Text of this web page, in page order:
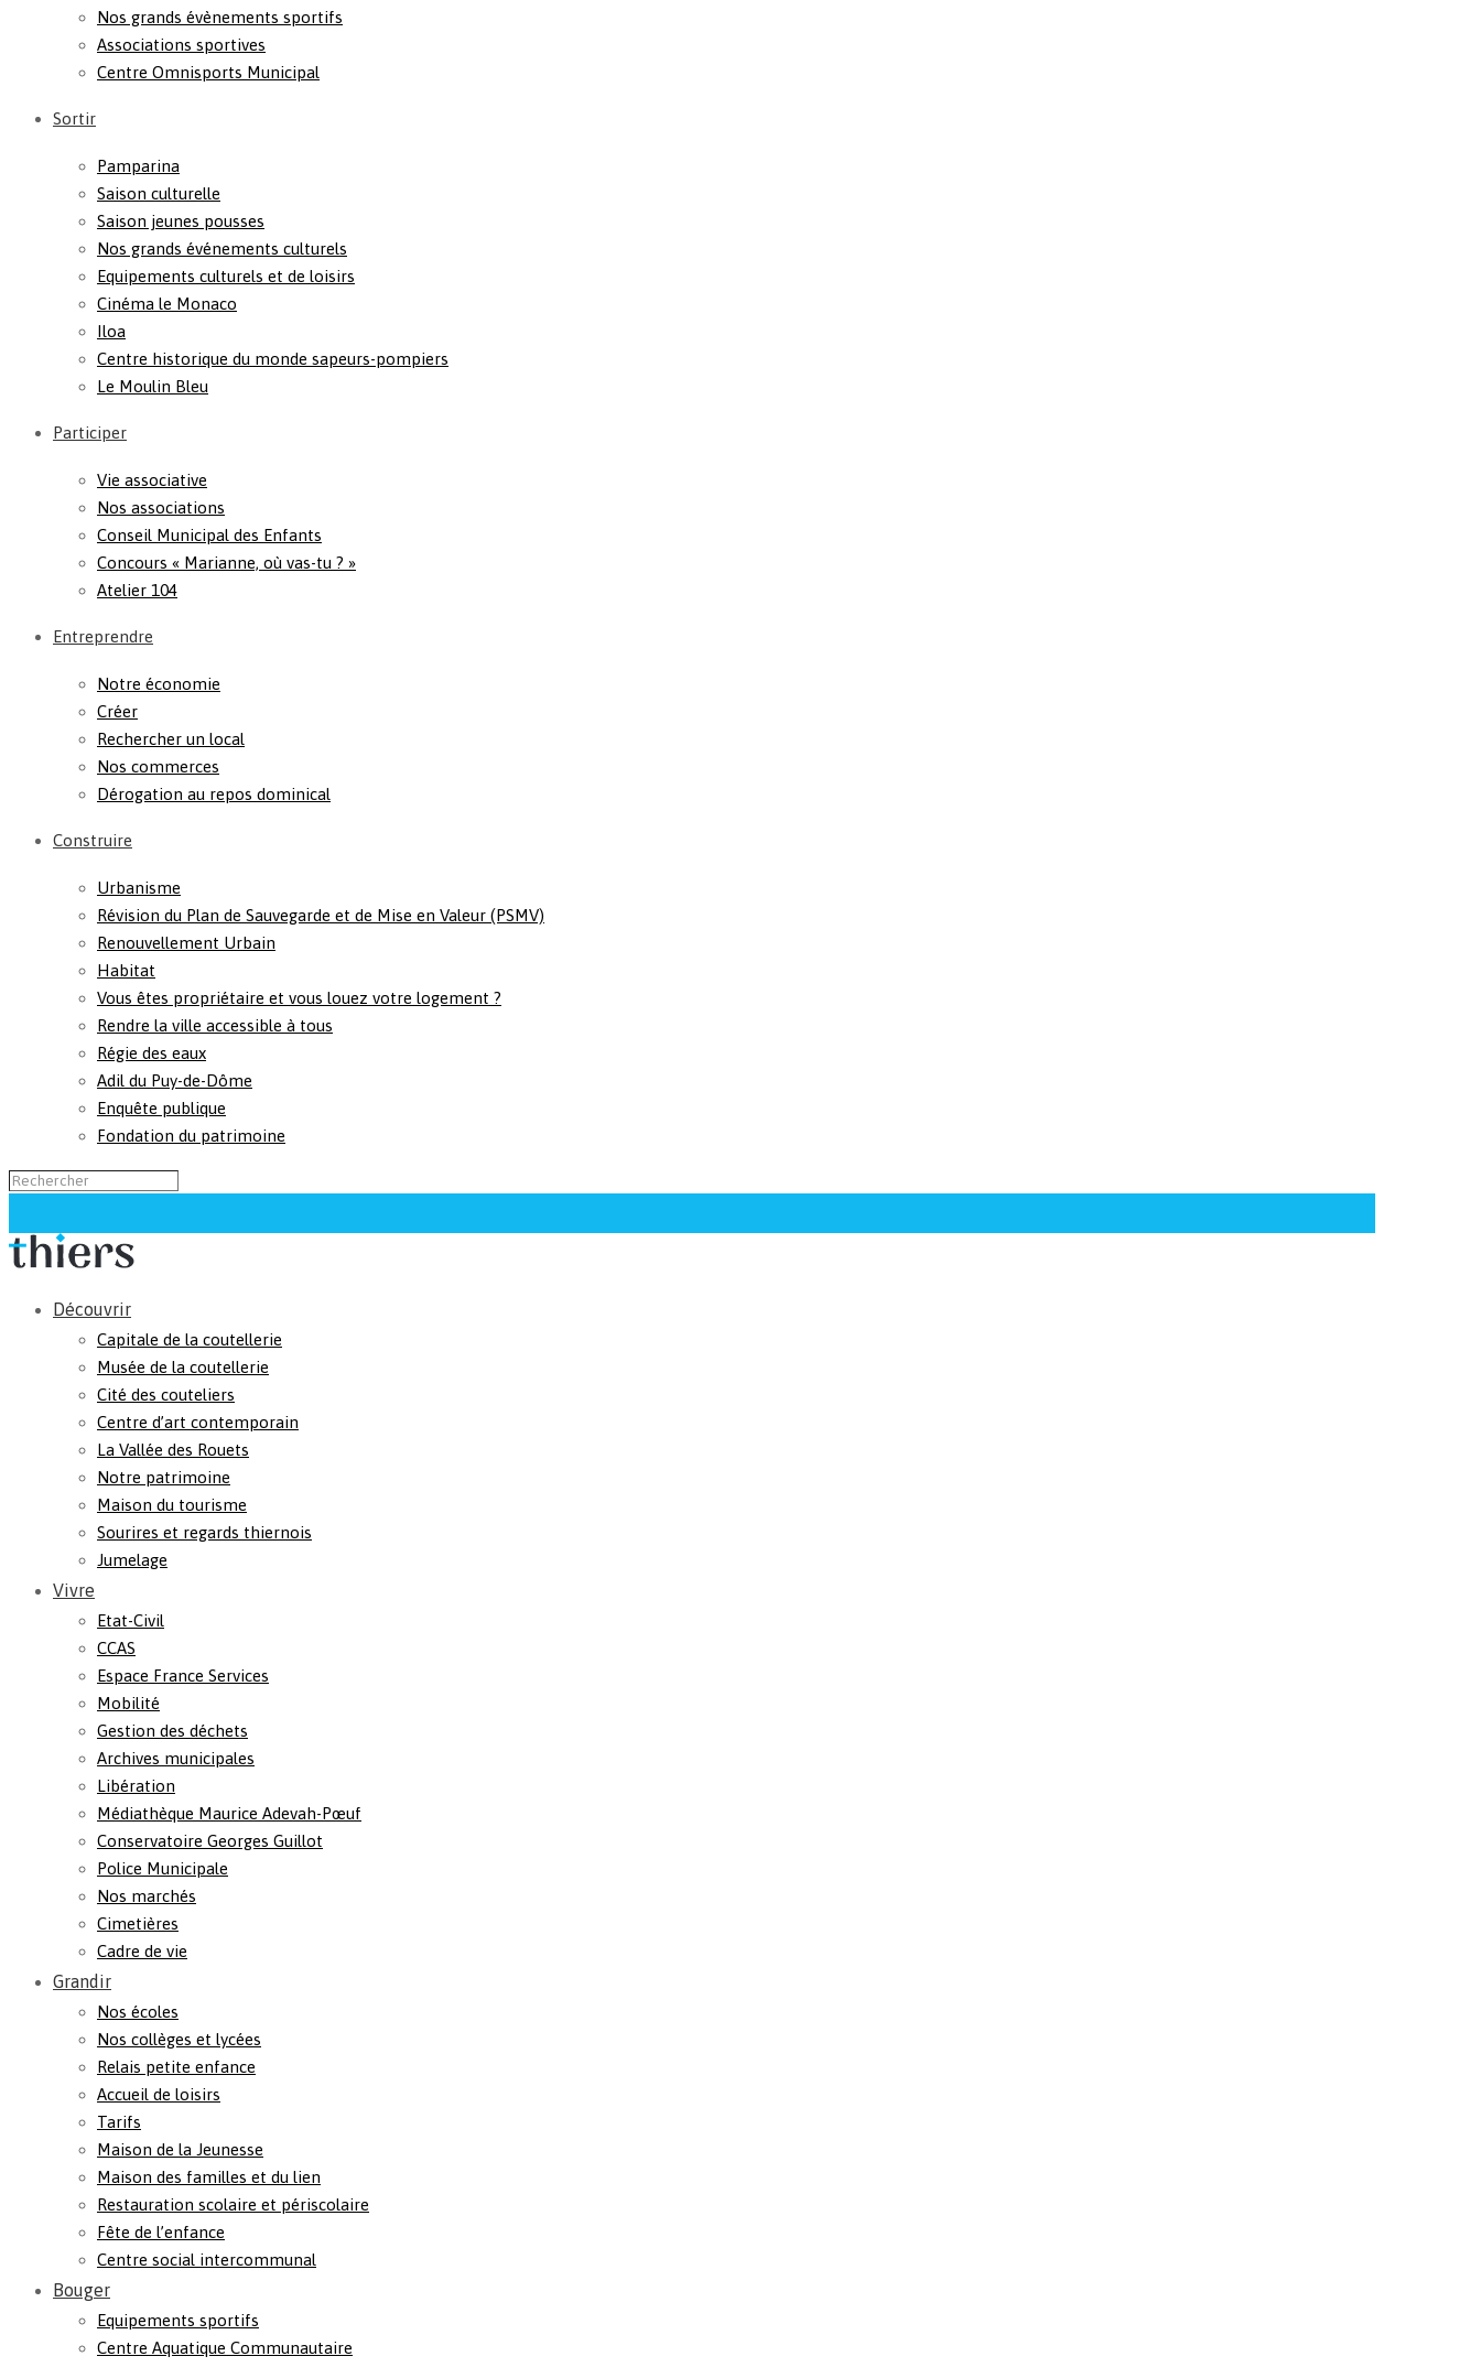
Nos grands évènements sportifs
Associations sportives
Centre Omnisports Municipal
Sortir
Pamparina
Saison culturelle
Saison jeunes pousses
Nos grands événements culturels
Equipements culturels et de loisirs
Cinéma le Monaco
Iloa
Centre historique du monde sapeurs-pompiers
Le Moulin Bleu
Participer
Vie associative
Nos associations
Conseil Municipal des Enfants
Concours « Marianne, où vas-tu ? »
Atelier 104
Entreprendre
Notre économie
Créer
Rechercher un local
Nos commerces
Dérogation au repos dominical
Construire
Urbanisme
Révision du Plan de Sauvegarde et de Mise en Valeur (PSMV)
Renouvellement Urbain
Habitat
Vous êtes propriétaire et vous louez votre logement ?
Rendre la ville accessible à tous
Régie des eaux
Adil du Puy-de-Dôme
Enquête publique
Fondation du patrimoine
Découvrir
Capitale de la coutellerie
Musée de la coutellerie
Cité des couteliers
Centre d’art contemporain
La Vallée des Rouets
Notre patrimoine
Maison du tourisme
Sourires et regards thiernois
Jumelage
Vivre
Etat-Civil
CCAS
Espace France Services
Mobilité
Gestion des déchets
Archives municipales
Libération
Médiathèque Maurice Adevah-Pœuf
Conservatoire Georges Guillot
Police Municipale
Nos marchés
Cimetières
Cadre de vie
Grandir
Nos écoles
Nos collèges et lycées
Relais petite enfance
Accueil de loisirs
Tarifs
Maison de la Jeunesse
Maison des familles et du lien
Restauration scolaire et périscolaire
Fête de l’enfance
Centre social intercommunal
Bouger
Equipements sportifs
Centre Aquatique Communautaire